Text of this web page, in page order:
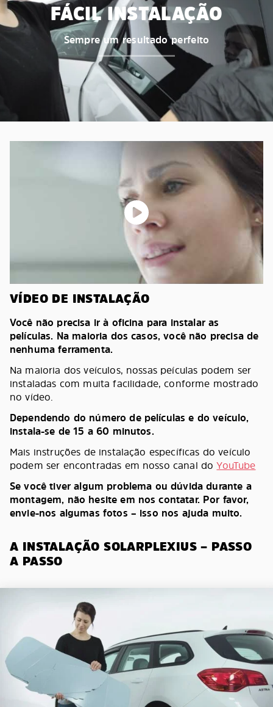
FÁCIL INSTALAÇÃO
Sempre um resultado perfeito
VÍDEO DE INSTALAÇÃO
Você não precisa ir à oficina para instalar as
películas. Na maioria dos casos, você não precisa de
nenhuma ferramenta.
Na maioria dos veículos, nossas peículas podem ser
instaladas com muita facilidade, conforme mostrado
no vídeo.
Dependendo do número de películas e do veículo,
instala-se de 15 a 60 minutos.
Mais instruções de instalação específicas do veículo
podem ser encontradas em nosso canal doYouTube
Se você tiver algum problema ou dúvida durante a
montagem, não hesite em nos contatar. Por favor,
envie-nos algumas fotos – isso nos ajuda muito.
A INSTALAÇÃO SOLARPLEXIUS – PASSO
A PASSO